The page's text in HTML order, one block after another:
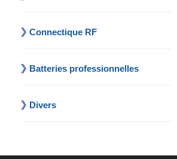
Connectique RF
Batteries professionnelles
Divers